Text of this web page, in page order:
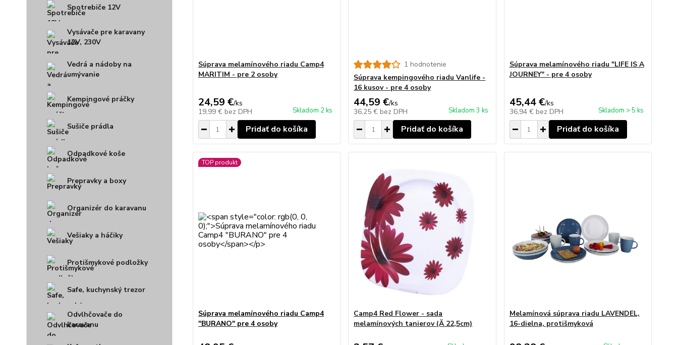
Spotrebiče 12V
Vysávače pre karavany
12V, 230V
Vedrá a nádoby na
umývanie
Kempingové práčky
Sušiče prádla
Odpadkové koše
Prepravky a boxy
Organizér do karavanu
Vešiaky a háčiky
Protišmykové podložky
Safe, kuchynský trezor
Odvlhčovače do
karavanu
Súprava melamínového riadu Camp4
MARITIM - pre 2 osoby
24,59 €/ks
19,99 € bez DPH Skladom 2 ks
Pridať do košíka
1 hodnotenie
Súprava kempingového riadu Vanlife -
16 kusov - pre 4 osoby
44,59 €/ks
36,25 € bez DPH Skladom 3 ks
Pridať do košíka
Súprava melamínového riadu "LIFE IS A
JOURNEY" - pre 4 osoby
45,44 €/ks
36,94 € bez DPH Skladom > 5 ks
Pridať do košíka
TOP produkt
Súprava melamínového riadu Camp4
"BURANO" pre 4 osoby
Camp4 Red Flower - sada
melamínových tanierov (Ă 22,5cm)
Melamínová súprava riadu LAVENDEL,
16-dielna, protišmyková